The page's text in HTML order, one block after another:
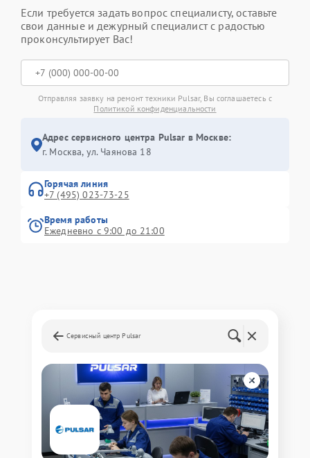
Если требуется задать вопрос специалисту, оставьте
свои данные и дежурный специалист с радостью
проконсультирует Вас!
Отправляя заявку на ремонт техники Pulsar, Вы соглашаетесь с
Политикой конфиденциальности
Адрес сервисного центра Pulsar в Москве:
г. Москва, ул. Чаянова 18
Горячая линия
+7 (495) 023-73-25
Время работы
Ежедневно с 9:00 до 21:00
Сервисный центр Pulsar